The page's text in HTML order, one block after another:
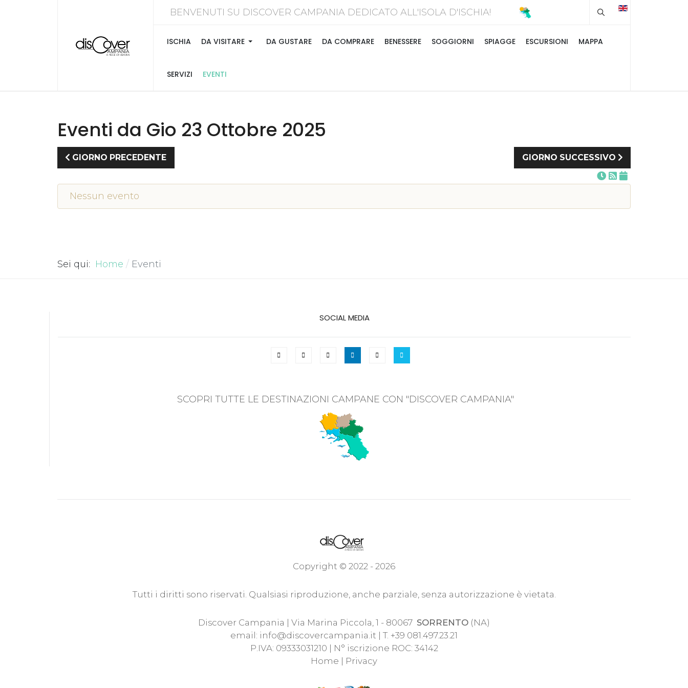
BENVENUTI SU DISCOVER CAMPANIA DEDICATO ALL'ISOLA D'ISCHIA!
Type 2 or more
ISCHIA DA VISITARE DA GUSTARE DA COMPRARE BENESSERE SOGGIORNI SPIAGGE ESCURSIONI MAPPA
SERVIZI EVENTI
Eventi da Gio 23 Ottobre 2025
GIORNO PRECEDENTE GIORNO SUCCESSIVO
Nessun evento
Sei qui: Home Eventi
SOCIAL MEDIA
SCOPRI TUTTE LE DESTINAZIONI CAMPANE CON "DISCOVER CAMPANIA"
Copyright © 2022 - 2026
Tutti i diritti sono riservati. Qualsiasi riproduzione, anche parziale, senza autorizzazione è vietata.
Discover Campania | Via Marina Piccola, 1 - 80067 SORRENTO (NA)
email: info@discovercampania.it | T. +39 081.497.23.21
P.IVA: 09333031210 | N° iscrizione ROC: 34142
Home
Privacy